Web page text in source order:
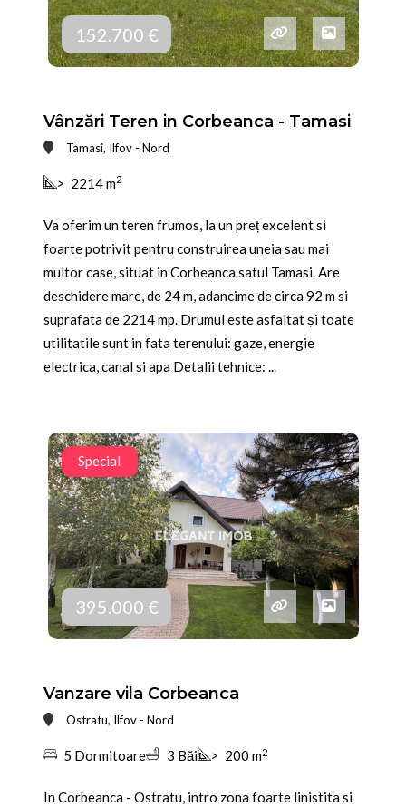
152.700 €
Vânzări Teren in Corbeanca - Tamasi
Tamasi, Ilfov - Nord
> 2214 m2
Va oferim un teren frumos, la un preț excelent si
foarte potrivit pentru construirea uneia sau mai
multor case, situat in Corbeanca satul Tamasi. Are
deschidere mare, de 24 m, adancime de circa 92 m si
suprafata de 2214 mp. Drumul este asfaltat și toate
utilitatile sunt in fata terenului: gaze, energie
electrica, canal si apa Detalii tehnice: ...
Special
395.000 €
Vanzare vila Corbeanca
Ostratu, Ilfov - Nord
5 Dormitoare 3 Băi > 200 m2
In Corbeanca - Ostratu, intro zona foarte linistita si